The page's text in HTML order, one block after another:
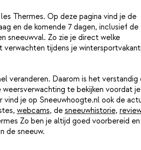
Thermes. Op deze pagina vind je de
en de komende 7 dagen, inclusief de
sneeuwval. Zo zie je direct welke
verwachten tijdens je
veranderen. Daarom is het verstandig
te bekijken voordat
vind je op Sneeuwhoogte.nl ook de
webcams, de sneeuwhistorie,
Zo ben je altijd goed voorbereid en
de sneeuw.